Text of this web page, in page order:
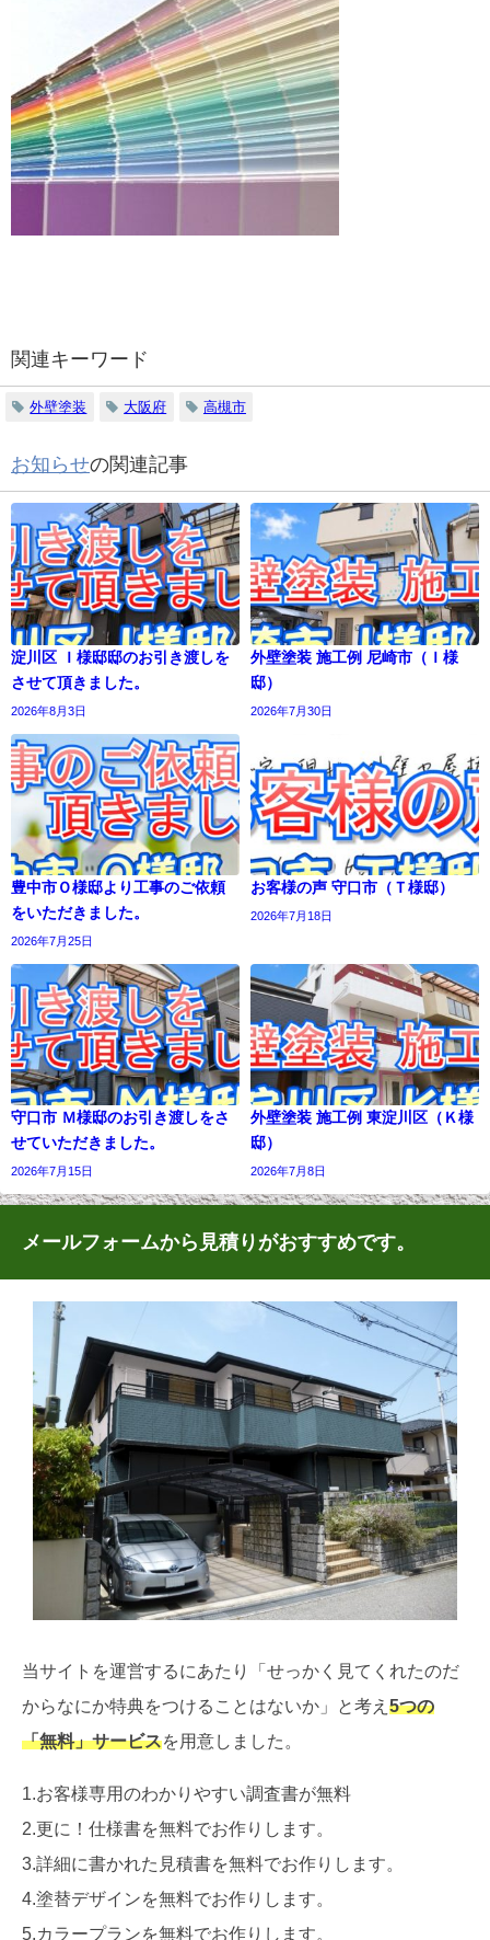
関連キーワード
外壁塗装 大阪府 高槻市
お知らせの関連記事
淀川区 Ｉ様邸邸のお引き渡しを
させて頂きました。
2026年8月3日
外壁塗装 施工例 尼崎市（Ｉ様
邸）
2026年7月30日
豊中市Ｏ様邸より工事のご依頼
をいただきました。
2026年7月25日
お客様の声 守口市（Ｔ様邸）
2026年7月18日
守口市 Ｍ様邸のお引き渡しをさ
せていただきました。
2026年7月15日
外壁塗装 施工例 東淀川区（Ｋ様
邸）
2026年7月8日
メールフォームから見積りがおすすめです。
当サイトを運営するにあたり「せっかく見てくれたのだ
からなにか特典をつけることはないか」と考え 5つの
「無料」サービスを用意しました。
1.お客様専用のわかりやすい調査書が無料
2.更に！仕様書を無料でお作りします。
3.詳細に書かれた見積書を無料でお作りします。
4.塗替デザインを無料でお作りします。
5.カラープランを無料でお作りします。